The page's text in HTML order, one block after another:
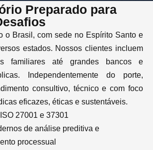
Preparado para
o Brasil, com sede no Espírito Santo e
estados. Nossos clientes incluem
familiares até grandes bancos e
Independentemente do porte,
consultivo, técnico e com foco
eficazes, éticas e sustentáveis.
27001 e 37301
de análise preditiva e
processual